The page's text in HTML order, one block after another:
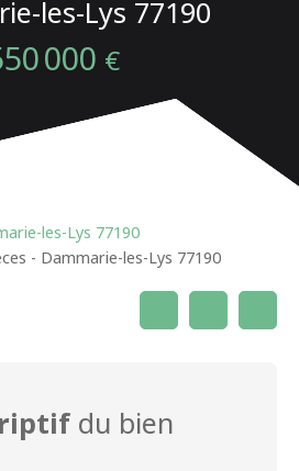
les-Lys 77190
000 €
les-Lys 77190
- Dammarie-les-Lys 77190
du bien